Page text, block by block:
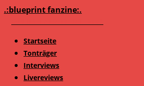
Zum
.:blueprint fanzine:.
Startseite
Tonträger
Interviews
Livereviews